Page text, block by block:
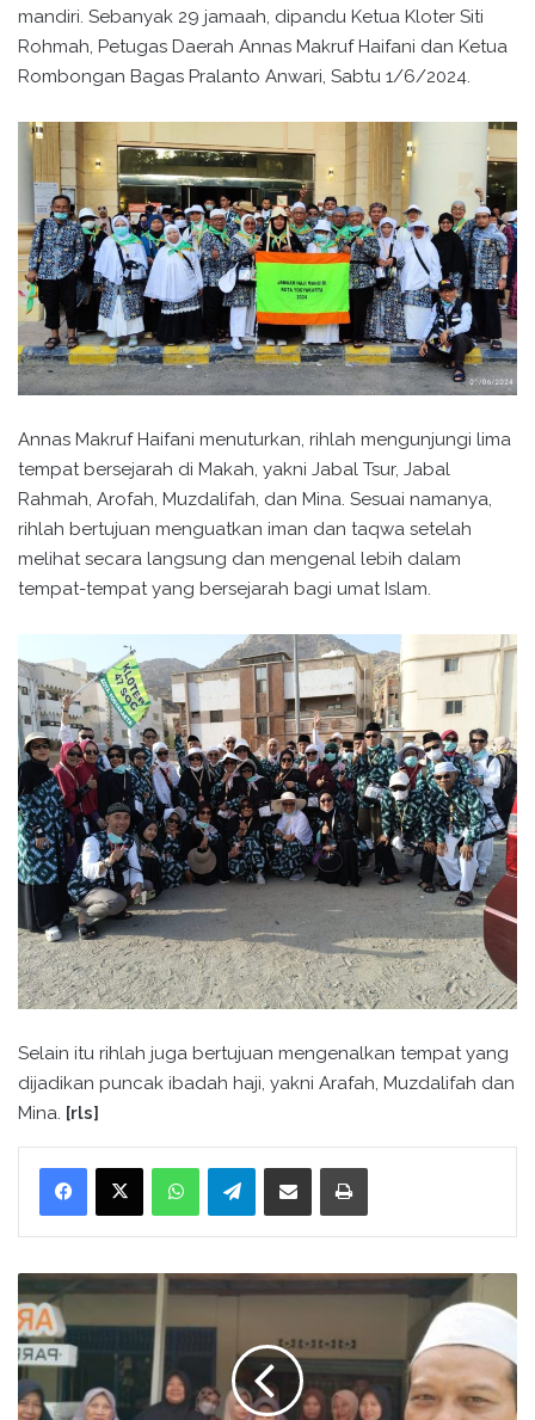
mandiri. Sebanyak 29 jamaah, dipandu Ketua Kloter Siti
Rohmah, Petugas Daerah Annas Makruf Haifani dan Ketua
Rombongan Bagas Pralanto Anwari, Sabtu 1/6/2024.
Annas Makruf Haifani menuturkan, rihlah mengunjungi lima
tempat bersejarah di Makah, yakni Jabal Tsur, Jabal
Rahmah, Arofah, Muzdalifah, dan Mina. Sesuai namanya,
rihlah bertujuan menguatkan iman dan taqwa setelah
melihat secara langsung dan mengenal lebih dalam
tempat-tempat yang bersejarah bagi umat Islam.
Selain itu rihlah juga bertujuan mengenalkan tempat yang
dijadikan puncak ibadah haji, yakni Arafah, Muzdalifah dan
Mina. [rls]
WhatsApp Telegram
e
n
y
u
l